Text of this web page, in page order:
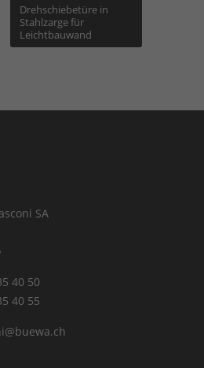
Drehschiebetüre in
Stahlzarge für
Leichtbauwand
SA
40 50
40 55